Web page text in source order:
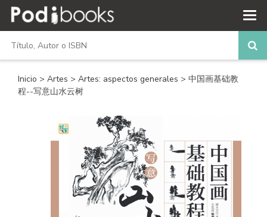
Inicio > Artes > Artes: aspectos generales > 中国画基础教
程--写意山水云树